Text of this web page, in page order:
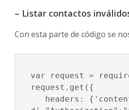
– Listar contactos
Con esta parte de código se
var request =
request.get({